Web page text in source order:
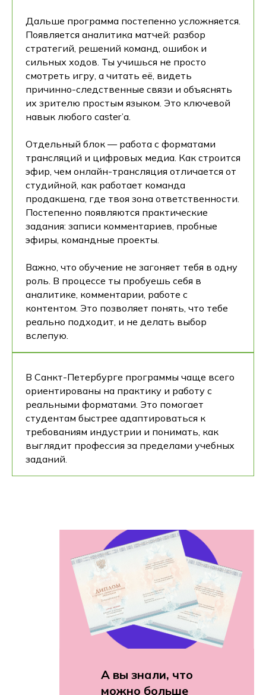
Дальше программа постепенно усложняется.
Появляется аналитика матчей: разбор
стратегий, решений команд, ошибок и
сильных ходов. Ты учишься не просто
смотреть игру, а читать её, видеть
причинно-следственные связи и объяснять
их зрителю простым языком. Это ключевой
навык любого caster’а.
Отдельный блок — работа с форматами
трансляций и цифровых медиа. Как строится
эфир, чем онлайн-трансляция отличается от
студийной, как работает команда
продакшена, где твоя зона ответственности.
Постепенно появляются практические
задания: записи комментариев, пробные
эфиры, командные проекты.
Важно, что обучение не загоняет тебя в одну
роль. В процессе ты пробуешь себя в
аналитике, комментарии, работе с
контентом. Это позволяет понять, что тебе
реально подходит, и не делать выбор
вслепую.
В Санкт-Петербурге программы чаще всего
ориентированы на практику и работу с
реальными форматами. Это помогает
студентам быстрее адаптироваться к
требованиям индустрии и понимать, как
выглядит профессия за пределами учебных
заданий.
А вы знали, что
можно больше